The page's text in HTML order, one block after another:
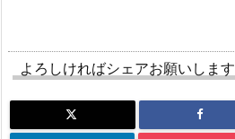
よろしければシェアお願いします